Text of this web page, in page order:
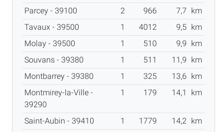
Parcey - 39100
2 966 7,7
km
Tavaux - 39500
1 4012 9,5 km
Molay - 39500
1 510 9,9
km
Souvans - 39380
1 511 11,9
km
Montbarrey - 39380
1 325 13,6
km
Montmirey-la-Ville -
39290
1 179 14,1 km
Saint-Aubin - 39410 1 1779 14,2 km